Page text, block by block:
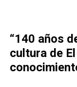
“140 años
cultura de